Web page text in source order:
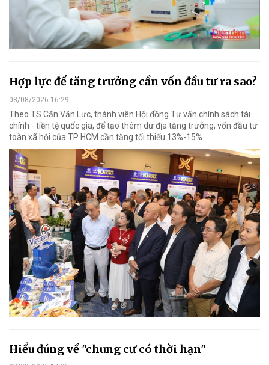
Hợp lực để tăng trưởng cần vốn đầu tư ra sao?
08/08/2026 16:29
Theo TS Cấn Văn Lực, thành viên Hội đồng Tư vấn chính sách tài
chính - tiền tệ quốc gia, để tạo thêm dư địa tăng trưởng, vốn đầu tư
toàn xã hội của TP HCM cần tăng tối thiểu 13%-15%.
Hiểu đúng về "chung cư có thời hạn"